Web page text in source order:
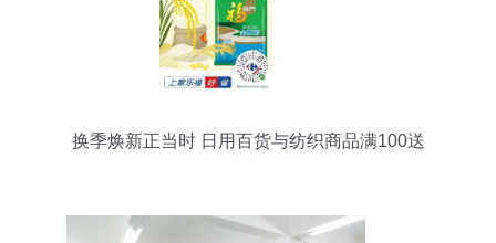
换季焕新正当时 日用百货与纺织商品满100送